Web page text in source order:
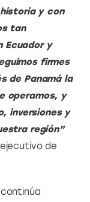
y con
tan
Ecuador y
firmes
de Panamá la
operamos, y
inversiones y
región”
de